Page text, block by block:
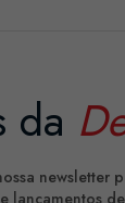
da
newsletter
lançamentos